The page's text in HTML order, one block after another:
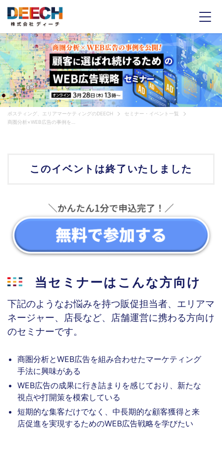
ポスティング、エリアマーケティングのDEECH
セミナー・イベント一覧
商圏分析×WEB広告の事例を公開！顧客に選ばれ続けるためのWEB広告戦略セミナー
このイベントは終了いたしました
当セミナーはこんな方向け
下記のようなお悩みを持つ販促担当者、エリアマ
ネージャー、店長など、店舗運営に携わる方向け
のセミナーです。
商圏分析とWEB広告を組み合わせたマーケティング
手法に興味がある
WEB広告の成果に行き詰まりを感じており、新たな
視点や打開策を模索している
短期的な集客だけでなく、中長期的な顧客獲得と来
店促進を実現するためのWEB広告戦略を学びたい